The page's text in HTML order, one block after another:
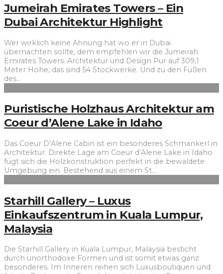
Jumeirah Emirates Towers – Ein
Dubai Architektur Highlight
Wer wirklich keine Ahnung hat wo er in Dubai
übernachten sollte, dem empfehlen wir die Jumeirah
Emirates Towers. Architektur und Design Pur auf 309,1
Meter Höhe, das sind 54 Stockwerke. Und zu den Füßen
des...
Puristische Holzhaus Architektur am
Coeur d’Alene Lake in Idaho
Das Coeur D’Alene Cabin ist ein besonderes Schmankerl in
Architektur. Direkte Lage am Coeur d’Alene Lake in Idaho
fügt sich die Holzkonstruktion perfekt in die bewaldete
Umgebung ein. Bestehend aus einem St...
Starhill Gallery – Luxus
Einkaufszentrum in Kuala Lumpur,
Malaysia
Die Starhill Gallery in Kuala Lumpur, Malaysia besticht
durch unorthodoxe Formen und ist somit etwas ganz
besonderes. Im Inneren reihen sich Luxusboutiquen und